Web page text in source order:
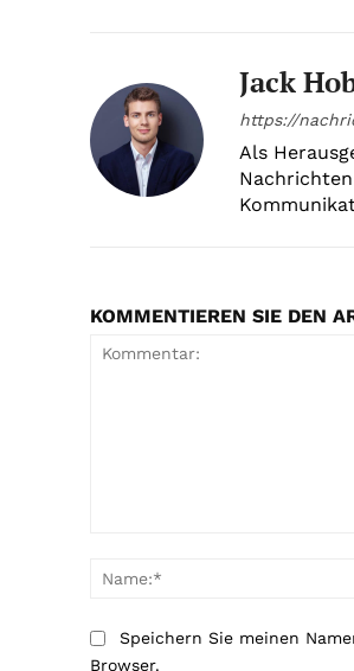
Jack
https://
Als
KOMMENTIEREN SIE DEN
Speichern Sie meinen
Browser.